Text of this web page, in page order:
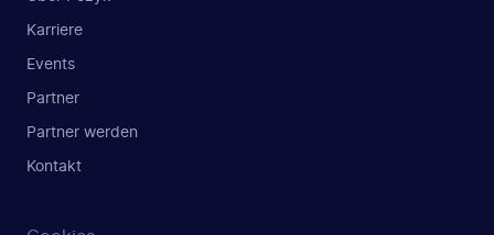
Karriere
Events
Partner
Partner werden
Kontakt